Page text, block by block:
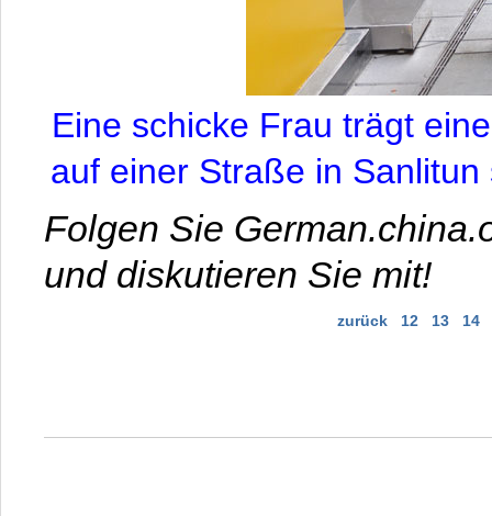
Eine schicke Frau trägt
auf einer Straße in
Folgen Sie
und diskutieren Sie mit!
zurück 12 13 14